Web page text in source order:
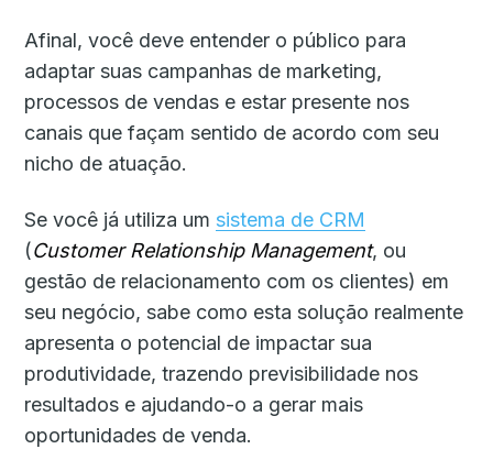
Afinal, você deve entender o público para
adaptar suas campanhas de marketing,
processos de vendas e estar presente nos
canais que façam sentido de acordo com seu
nicho de atuação.
Se você já utiliza umsistema de CRM
(Customer Relationship Management, ou
gestão de relacionamento com os clientes) em
seu negócio, sabe como esta solução realmente
apresenta o potencial de impactar sua
produtividade, trazendo previsibilidade nos
resultados e ajudando-o a gerar mais
oportunidades de venda.